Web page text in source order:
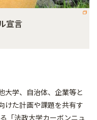
宣言
大学、自治体、企業等と
けた計画や課題を共有す
「法政大学カーボンニュ